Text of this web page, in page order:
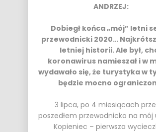
ANDRZEJ:
Dobiegł końca „mój” letni
przewodnicki 2020…
letniej historii. Ale był,
koronawirus namieszał i w
wydawało się, że turystyka w
będzie mocno
3 lipca, po 4 miesiącach
poszedłem przewodnicko na mój
Kopieniec – pierwsza